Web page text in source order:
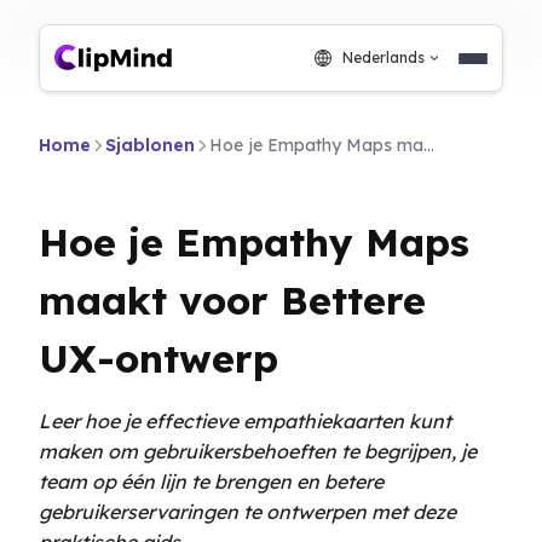
Nederlands
Home Sjablonen Hoe je Empathy Maps maakt voor Bettere UX-ontwerp
Hoe je Empathy Maps
maakt voor Bettere
UX-ontwerp
Leer hoe je effectieve empathiekaarten kunt
maken om gebruikersbehoeften te begrijpen, je
team op één lijn te brengen en betere
gebruikerservaringen te ontwerpen met deze